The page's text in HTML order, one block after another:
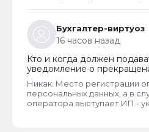
проверила только знакомых
закономерность. Или это
такое?
Бухгалтер-виртуоз
16 часов назад
Кто и когда должен
уведомление о
персональных данных
Никак. Место регистрации
персональных данных, а в
оператора выступает ИП -